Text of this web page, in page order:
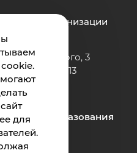
для
организации
Кукуевицкого, 3
(3462) 550-413
образования
Федерации